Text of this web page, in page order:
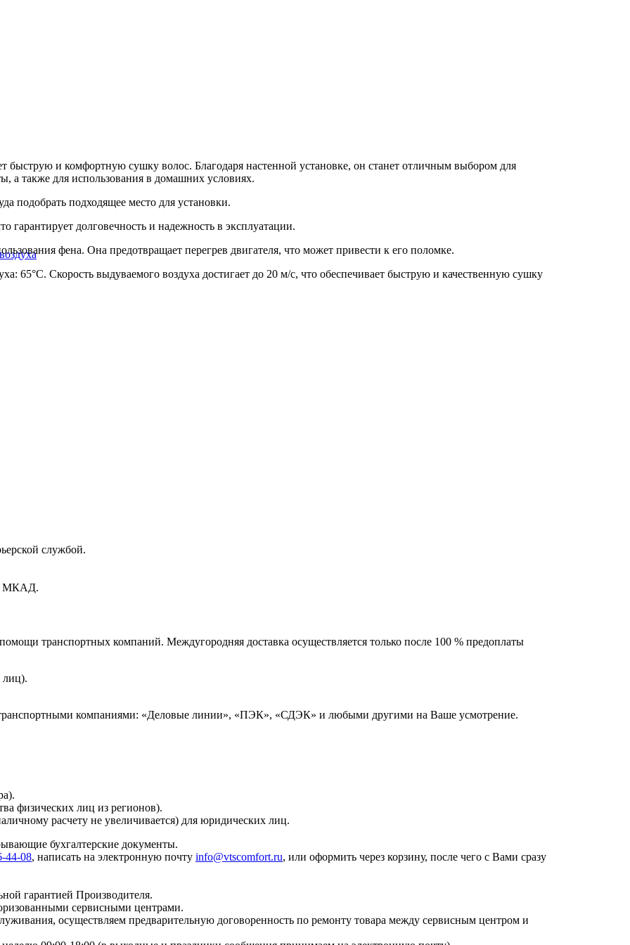
быструю и комфортную сушку волос. Благодаря настенной установке, он станет отличным выбором для
а также для использования в домашних условиях.
подобрать подходящее место для установки.
гарантирует долговечность и надежность в эксплуатации.
фена. Она предотвращает перегрев двигателя, что может привести к его поломке.
65°C. Скорость выдуваемого воздуха достигает до 20 м/с, что обеспечивает быструю и качественную сушку
службой.
МКАД.
транспортных компаний. Междугородняя доставка осуществляется только после 100 % предоплаты
лиц).
компаниями: «Деловые линии», «ПЭК», «СДЭК» и любыми другими на Ваше усмотрение.
физических лиц из регионов).
расчету не увеличивается) для юридических лиц.
бухгалтерские документы.
44-08, написать на электронную почту info@vtscomfort.ru, или оформить через корзину, после чего с Вами сразу
гарантией Производителя.
сервисными центрами.
осуществляем предварительную договоренность по ремонту товара между сервисным центром и